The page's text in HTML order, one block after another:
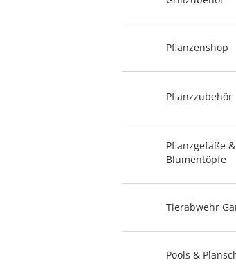
Pflanzenshop
Pflanzzubehör
Pflanzgefäße &
Blumentöpfe
Tierabwehr
Pools &